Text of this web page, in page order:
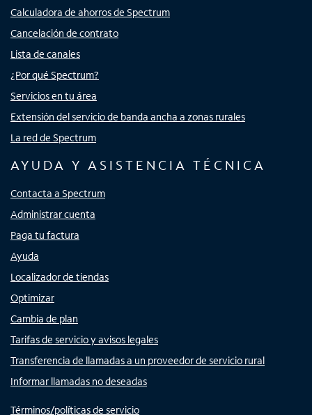
Calculadora de ahorros de Spectrum
Cancelación de contrato
Lista de canales
¿Por qué Spectrum?
Servicios en tu área
Extensión del servicio de banda ancha a zonas rurales
La red de Spectrum
AYUDA Y ASISTENCIA TÉCNICA
Contacta a Spectrum
Administrar cuenta
Paga tu factura
Ayuda
Localizador de tiendas
Optimizar
Cambia de plan
Tarifas de servicio y avisos legales
Transferencia de llamadas a un proveedor de servicio rural
Informar llamadas no deseadas
Términos/políticas de servicio